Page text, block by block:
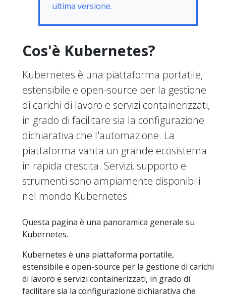
ultima versione.
Cos'è Kubernetes?
Kubernetes è una piattaforma portatile,
estensibile e open-source per la gestione
di carichi di lavoro e servizi containerizzati,
in grado di facilitare sia la configurazione
dichiarativa che l'automazione. La
piattaforma vanta un grande ecosistema
in rapida crescita. Servizi, supporto e
strumenti sono ampiamente disponibili
nel mondo Kubernetes .
Questa pagina è una panoramica generale su
Kubernetes.
Kubernetes è una piattaforma portatile,
estensibile e open-source per la gestione di carichi
di lavoro e servizi containerizzati, in grado di
facilitare sia la configurazione dichiarativa che